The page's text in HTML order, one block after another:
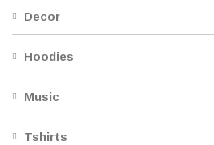
Decor
Hoodies
Music
Tshirts